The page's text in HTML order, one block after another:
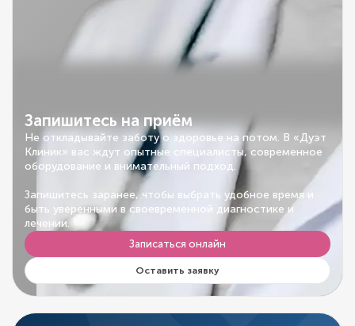
Запишитесь на приём
Не откладывайте заботу о здоровье на потом. В «Дуэт
Клиник» вас ждут опытные специалисты, современное
оборудование и внимательный подход.
Запишитесь заранее, чтобы выбрать удобное время и
быть уверенными в своевременной диагностике и
лечении.
Записаться онлайн
Оставить заявку